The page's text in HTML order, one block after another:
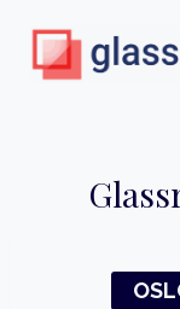
content